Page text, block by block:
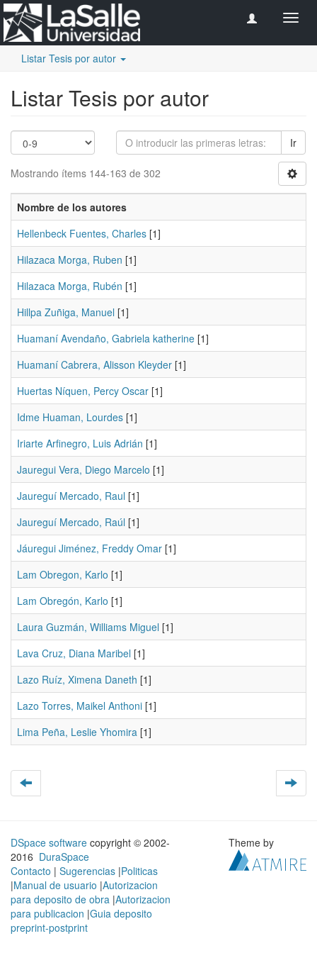
Listar Tesis por autor
Listar Tesis por autor
Ir
Mostrando ítems 144-163 de 302
Nombre de los autores
Hellenbeck Fuentes, Charles [1]
Hilazaca Morga, Ruben [1]
Hilazaca Morga, Rubén [1]
Hillpa Zuñiga, Manuel [1]
Huamaní Avendaño, Gabriela katherine [1]
Huamaní Cabrera, Alisson Kleyder [1]
Huertas Níquen, Percy Oscar [1]
Idme Huaman, Lourdes [1]
Iriarte Arfinegro, Luis Adrián [1]
Jauregui Vera, Diego Marcelo [1]
Jaureguí Mercado, Raul [1]
Jaureguí Mercado, Raúl [1]
Jáuregui Jiménez, Freddy Omar [1]
Lam Obregon, Karlo [1]
Lam Obregón, Karlo [1]
Laura Guzmán, Williams Miguel [1]
Lava Cruz, Diana Maribel [1]
Lazo Ruíz, Ximena Daneth [1]
Lazo Torres, Maikel Anthoni [1]
Lima Peña, Leslie Yhomira [1]
DSpace software copyright © 2002-
2016 DuraSpace
Contacto | Sugerencias |Politicas
|Manual de usuario |Autorizacion
para deposito de obra |Autorizacion
para publicacion |Guia deposito
preprint-postprint
Theme by